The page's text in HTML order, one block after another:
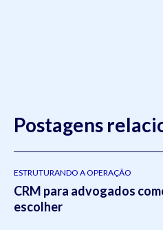
Postagens
ESTRUTURANDO A OPERAÇÃO
CRM para advogados
escolher